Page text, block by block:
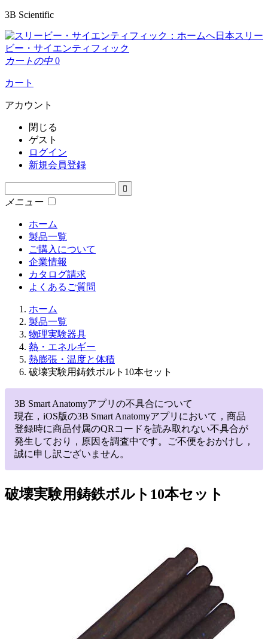
3B Scientific
日本スリー
ビー・サイエンティフィック
カートの中 0
カート
アカウント
閉じる
ゲスト
ログイン
新規会員登録
メニュー
ホーム
製品一覧
ご購入について
企業情報
カタログ請求
よくあるご質問
ホーム
製品一覧
物理実験器具
熱・エネルギー
熱膨張・温度と体積
破壊実験用鋳鉄ボルト10本セット
3B Smart Anatomyアプリの不具合について
現在，iOS版の3B Smart Anatomyアプリにおいて，商品
登録時に商品付属のQRコードを読み取れない不具合が
発生しており，原因を調査中です。ご不便をおかけし，
誠に申し訳ございません。
破壊実験用鋳鉄ボルト10本セット